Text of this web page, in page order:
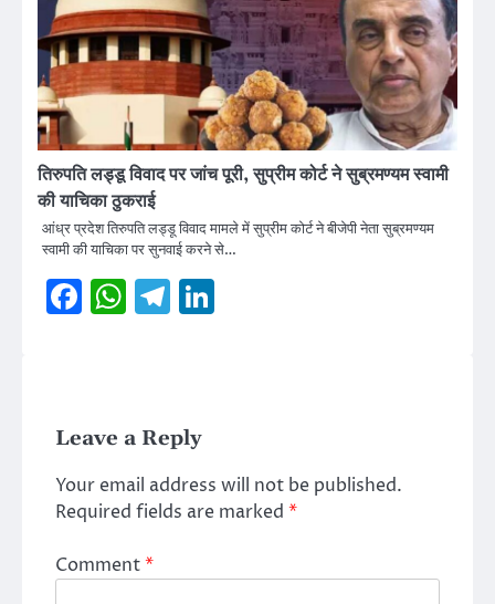
तिरुपति लड्डू विवाद पर जांच पूरी, सुप्रीम कोर्ट ने सुब्रमण्यम स्वामी
की याचिका ठुकराई
आंध्र प्रदेश तिरुपति लड्डू विवाद मामले में सुप्रीम कोर्ट ने बीजेपी नेता सुब्रमण्यम
स्वामी की याचिका पर सुनवाई करने से…
Facebook
WhatsApp
Telegram
Leave a Reply
Your email address will not be published.
Required fields are marked *
Comment*